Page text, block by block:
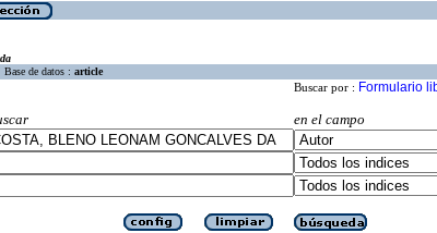
Base de datos : article
Buscar por : Formulario
en el campo